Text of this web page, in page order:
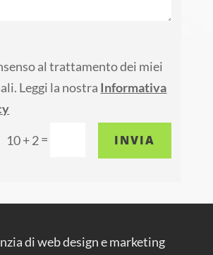
al trattamento dei miei
Leggi la nostra Informativa
10 + 2= INVIA
di web design e marketing